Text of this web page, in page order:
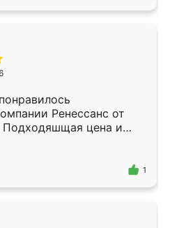
Ренессанс от
Подходяшщая цена и
Приехавший
Владислав
эскизу самый
1